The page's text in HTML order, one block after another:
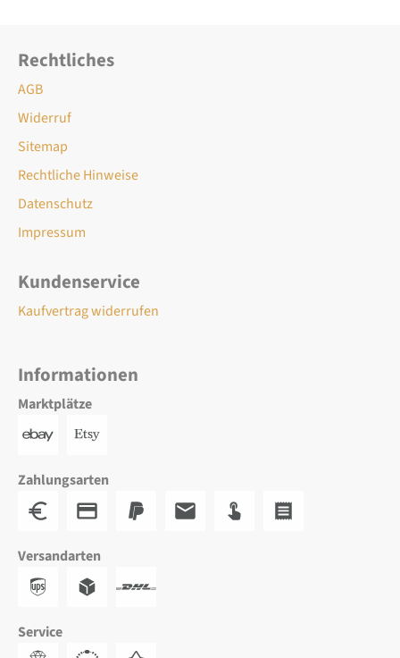
Rechtliches
AGB
Widerruf
Sitemap
Rechtliche Hinweise
Datenschutz
Impressum
Kundenservice
Kaufvertrag widerrufen
Informationen
Marktplätze
Zahlungsarten
Versandarten
Service